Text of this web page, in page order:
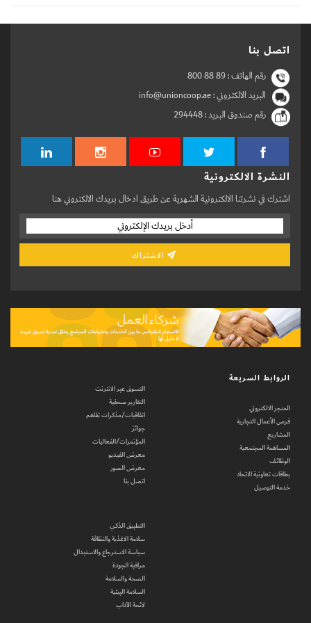
اتصل بنا
رقم الهاتف :800 88 89
البريد الالكتروني : info@unioncoop.ae
رقم صندوق البريد :294448
النشرة الالكترونية
اشترك في نشرتنا الالكترونية الشهرية عن طريق ادخال بريدك الالكتروني هنا
الروابط السريعة
المتجر الالكتروني
فرص الأعمال التجارية
المشاريع
المساهمة المجتمعية
الوظائف
بطاقات تعاونية الاتحاد
خدمة التوصيل
التسوق عبر الانترنت
التقارير صحفية
اتفاقيات/مذكرات تفاهم
جوائز
المؤتمرات/الفعاليات
معرض الفيديو
معرض الصور
اتصل بنا
التطبيق الذكي
سلامة الاغذية والنظافة
سياسة الاسترجاع والاستبدال
مراقبة الجودة
الصحة والسلامة
السلامة البيئية
لائحة الآداب